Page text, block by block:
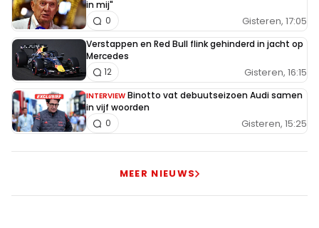
in mij"
Gisteren, 17:05
0
Verstappen en Red Bull flink gehinderd in jacht op
Mercedes
Gisteren, 16:15
12
INTERVIEW Binotto vat debuutseizoen Audi samen
in vijf woorden
Gisteren, 15:25
0
MEER NIEUWS